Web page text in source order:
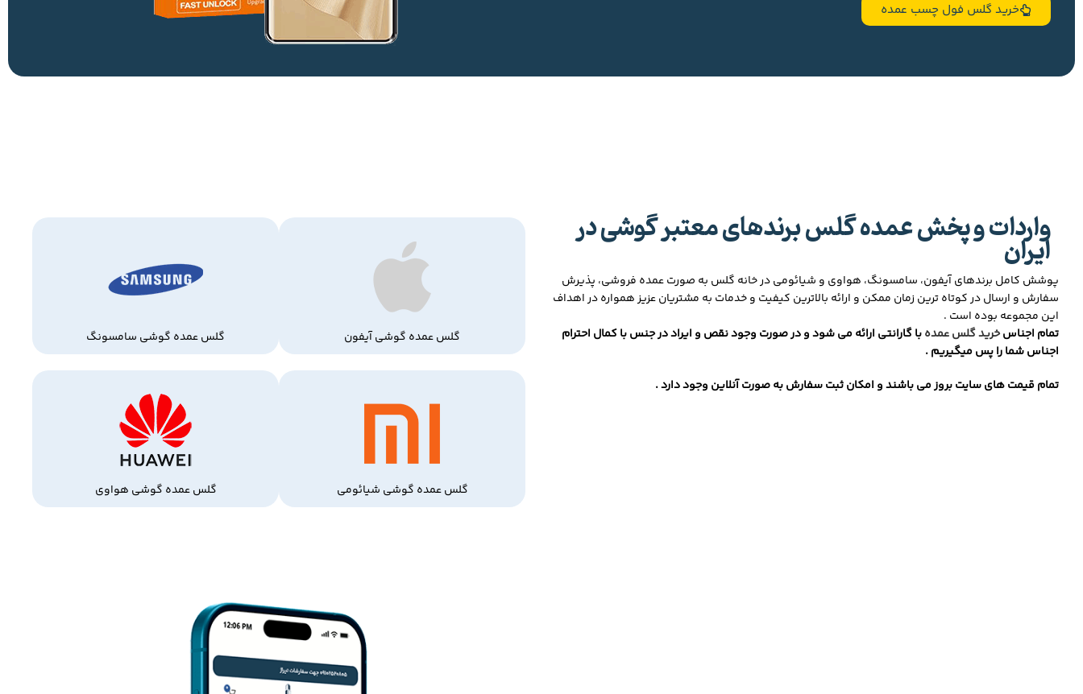
خرید گلس فول چسب عمده
واردات و پخش عمده گلس برندهای معتبر گوشی در
ایران
پوشش کامل برندهای آیفون، سامسونگ، هواوی و شیائومی در خانه گلس به صورت عمده فروشی، پذیرش
سفارش و ارسال در کوتاه ترین زمان ممکن و ارائه بالاترین کیفیت و خدمات به مشتریان عزیز همواره در اهداف
این مجموعه بوده است .
تمام اجناسخرید گلس عمدهبا گارانتی ارائه می شود و در صورت وجود نقص و ایراد در جنس با کمال احترام
اجناس شما را پس میگیریم .
تمام قیمت های سایت بروز می باشند و امکان ثبت سفارش به صورت آنلاین وجود دارد .
گلس عمده گوشی آیفون گلس عمده گوشی سامسونگ
گلس عمده گوشی شیائومی گلس عمده گوشی هواوی